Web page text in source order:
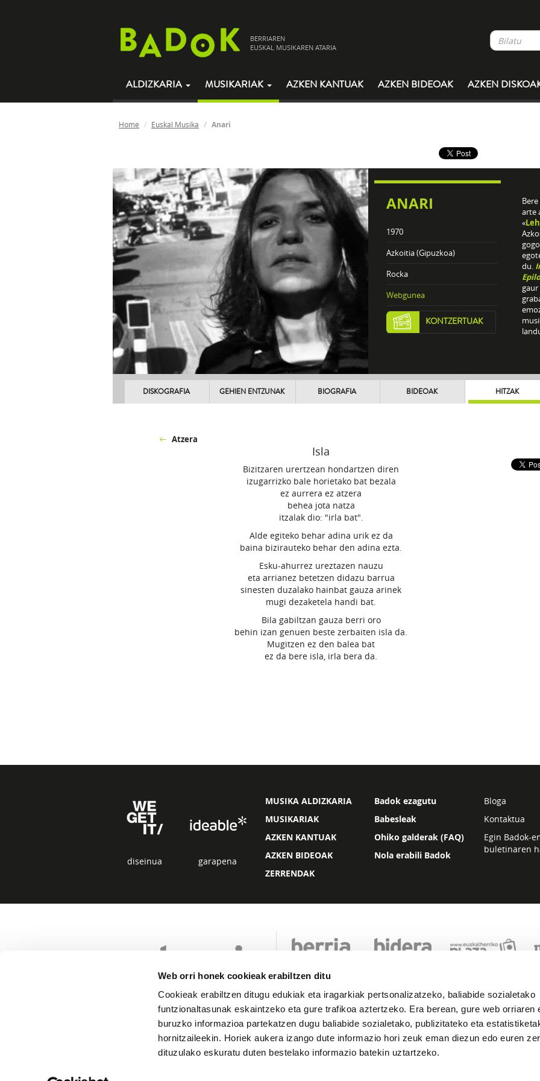
Web orri honek cookieak erabiltzen ditu
Cookieak erabiltzen ditugu edukiak eta iragarkiak pertsonalizatzeko, baliabide sozialetako
funtzionaltasunak eskaintzeko eta gure trafikoa aztertzeko. Era berean, gure web orriaren
buruzko informazioa partekatzen dugu baliabide sozialetako, publizitateko eta
hornitzaileekin. Horiek aukera izango dute informazio hori zeuk eman diezun edo euren
dituzulako eskuratu duten bestelako informazio batekin uztartzeko.
BERRIAREN
EUSKAL MUSIKAREN ATARIA
ALDIZKARIA MUSIKARIAK AZKEN KANTUAK AZKEN BIDEOAK AZKEN
Home Euskal Musika Anari
ANARI
1970
Azkoitia (Gipuzkoa)
Rocka
Webgunea
KONTZERTUAK
arte
«
du.
DISKOGRAFIA GEHIEN ENTZUNAK BIOGRAFIA BIDEOAK HITZAK
Atzera
Isla
Bizitzaren urertzean hondartzen diren
izugarrizko bale horietako bat bezala
ez aurrera ez atzera
behea jota natza
itzalak dio: "irla bat".
Alde egiteko behar adina urik ez da
baina bizirauteko behar den adina ezta.
Esku-ahurrez ureztazen nauzu
eta arrianez betetzen didazu barrua
sinesten duzalako hainbat gauza arinek
mugi dezaketela handi bat.
Bila gabiltzan gauza berri oro
behin izan genuen beste zerbaiten isla da.
Mugitzen ez den balea bat
ez da bere isla, irla bera da.
diseinua garapena
MUSIKA ALDIZKARIA
MUSIKARIAK
AZKEN KANTUAK
AZKEN BIDEOAK
ZERRENDAK
Badok ezagutu
Babesleak
Ohiko galderak (FAQ)
Nola erabili Badok
Bloga
Kontaktua
Egin Badok-
buletinaren
Lege oharra Pribatutasuna Cookie politika